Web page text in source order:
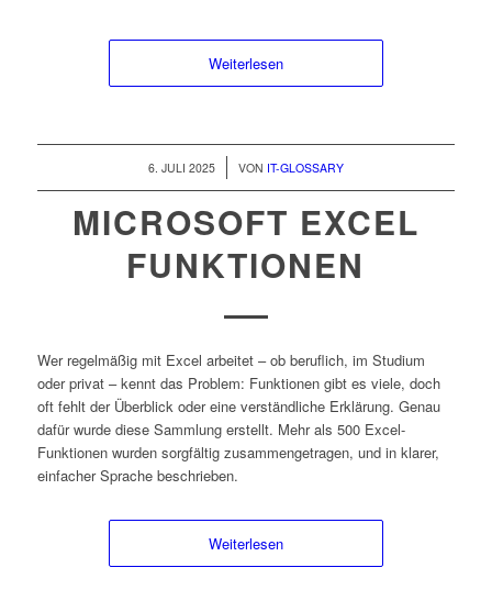
Weiterlesen
6. JULI 2025 VON IT-GLOSSARY
MICROSOFT EXCEL
FUNKTIONEN
Wer regelmäßig mit Excel arbeitet – ob beruflich, im Studium
oder privat – kennt das Problem: Funktionen gibt es viele, doch
oft fehlt der Überblick oder eine verständliche Erklärung. Genau
dafür wurde diese Sammlung erstellt. Mehr als 500 Excel-
Funktionen wurden sorgfältig zusammengetragen, und in klarer,
einfacher Sprache beschrieben.
Weiterlesen